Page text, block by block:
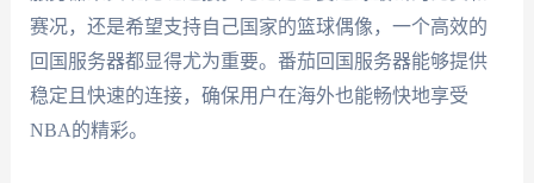
赛况，还是希望支持自己国家的篮球偶像，一个高效的
回国服务器都显得尤为重要。番茄回国服务器能够提供
稳定且快速的连接，确保用户在海外也能畅快地享受
NBA的精彩。